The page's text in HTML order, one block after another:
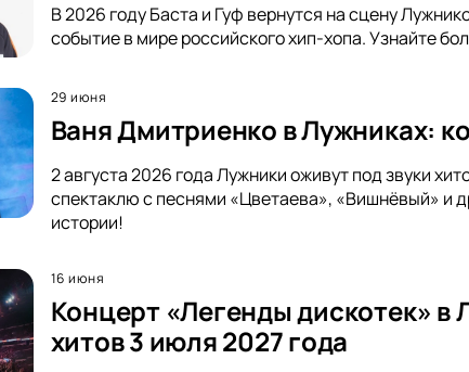
В 2026 году Баста и Гуф вернутся на сцену
событие в мире российского хип-хопа. Узнайте
29 июня
Ваня Дмитриенко в Лужниках:
2 августа 2026 года Лужники оживут под звуки
спектаклю с песнями «Цветаева», «Вишнёвый» и
истории!
16 июня
Концерт «Легенды дискотек» в
хитов 3 июля 2027 года